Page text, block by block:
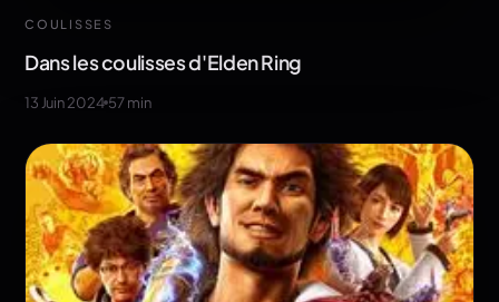
COULISSES
Dans les coulisses d'Elden Ring
13 Juin 2024 57min